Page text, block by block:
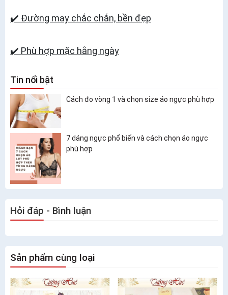
✔️ Đường may chắc chắn, bền đẹp
✔️ Phù hợp mặc hằng ngày
Tin nổi bật
Cách đo vòng 1 và chọn size áo ngực phù hợp
7 dáng ngực phổ biến và cách chọn áo ngực
phù hợp
Hỏi đáp - Bình luận
Sản phẩm cùng loại